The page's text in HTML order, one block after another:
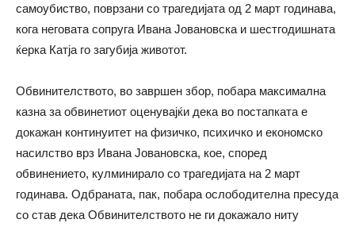
самоубиство, поврзани со трагедијата од 2 март годинава,
кога неговата сопруга Ивана Јовановска и шестгодишната
ќерка Катја го загубија животот.
Обвинителството, во завршен збор, побара максимална
казна за обвинетиот оценувајќи дека во постапката е
докажан континуитет на физичко, психичко и економско
насилство врз Ивана Јовановска, кое, според
обвинението, кулминирало со трагедијата на 2 март
годинава. Одбраната, пак, побара ослободителна пресуда
со став дека Обвинителството не ги докажало ниту